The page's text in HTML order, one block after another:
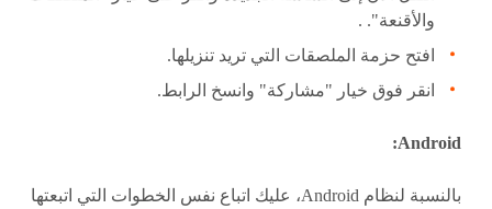
والأقنعة". .
افتح حزمة الملصقات التي تريد تنزيلها.
انقر فوق خيار "مشاركة" وانسخ الرابط.
Android:
بالنسبة لنظام Android، عليك اتباع نفس الخطوات التي اتبعتها